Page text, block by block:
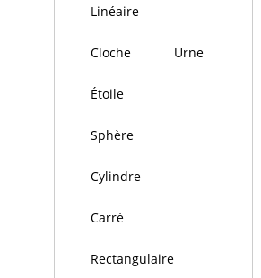
Linéaire
Cloche Urne
Étoile
Sphère
Cylindre
Carré
Rectangulaire